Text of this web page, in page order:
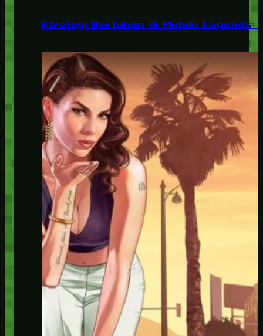
Strategi Bertahan di Mobile Legends: